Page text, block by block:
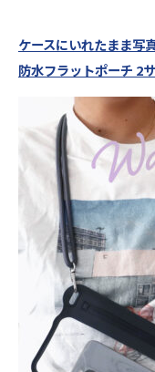
ケースにいれたまま写
防水フラットポーチ 2